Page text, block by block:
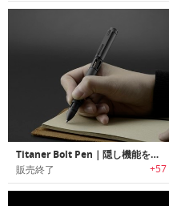
Titaner Bolt Pen｜隠し機能を搭載したグレード5チタンペン「チタナーボルトペン」
販売終了 +57